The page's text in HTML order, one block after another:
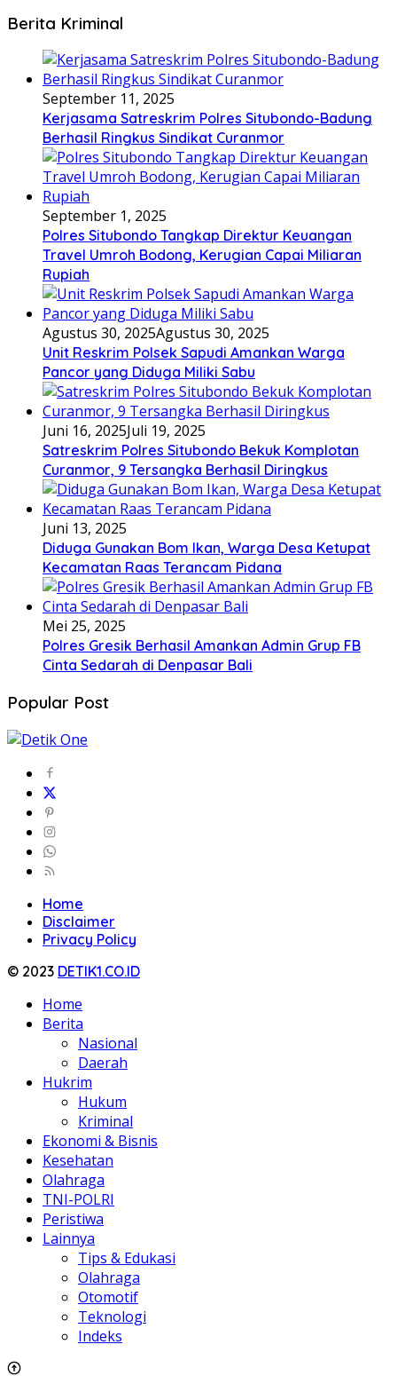
Berita Kriminal
September 11, 2025
Kerjasama Satreskrim Polres Situbondo-Badung
Berhasil Ringkus Sindikat Curanmor
September 1, 2025
Polres Situbondo Tangkap Direktur Keuangan
Travel Umroh Bodong, Kerugian Capai Miliaran
Rupiah
Agustus 30, 2025Agustus 30, 2025
Unit Reskrim Polsek Sapudi Amankan Warga
Pancor yang Diduga Miliki Sabu
Juni 16, 2025Juli 19, 2025
Satreskrim Polres Situbondo Bekuk Komplotan
Curanmor, 9 Tersangka Berhasil Diringkus
Juni 13, 2025
Diduga Gunakan Bom Ikan, Warga Desa Ketupat
Kecamatan Raas Terancam Pidana
Mei 25, 2025
Polres Gresik Berhasil Amankan Admin Grup FB
Cinta Sedarah di Denpasar Bali
Popular Post
Home
Disclaimer
Privacy Policy
© 2023 DETIK1.CO.ID
Home
Berita
Nasional
Daerah
Hukrim
Hukum
Kriminal
Ekonomi & Bisnis
Kesehatan
Olahraga
TNI-POLRI
Peristiwa
Lainnya
Tips & Edukasi
Olahraga
Otomotif
Teknologi
Indeks